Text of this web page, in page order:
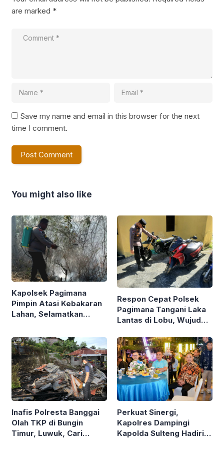
are marked *
Save my name and email in this browser for the next
time I comment.
You might also like
Kapolsek Pagimana
Pimpin Atasi Kebakaran
Lahan, Selamatkan
Respon Cepat Polsek
Pagimana Tangani Laka
Lantas di Lobu, Wujud
Center 110
Inafis Polresta Banggai
Olah TKP di Bungin
Timur, Luwuk, Cari
Perkuat Sinergi,
Kapolres Dampingi
Kapolda Sulteng Hadiri